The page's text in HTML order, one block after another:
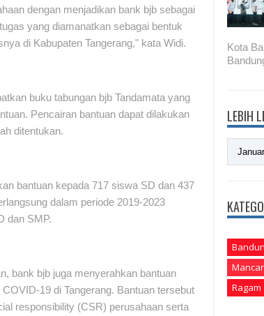
dengan menjadikan bank bjb sebagai
yang diamanatkan sebagai bentuk
di Kabupaten Tangerang," kata Widi.
buku tabungan bjb Tandamata yang
Pencairan bantuan dapat dilakukan
ditentukan.
bantuan kepada 717 siswa SD dan 437
dalam periode 2019-2023
dan SMP.
bank bjb juga menyerahkan bantuan
19 di Tangerang. Bantuan tersebut
responsibility (CSR) perusahaan serta
Kota
LEBIH
Ragam